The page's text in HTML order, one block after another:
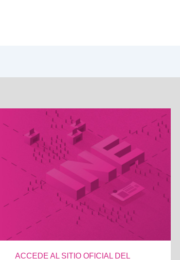
ACCEDE AL SITIO OFICIAL DEL